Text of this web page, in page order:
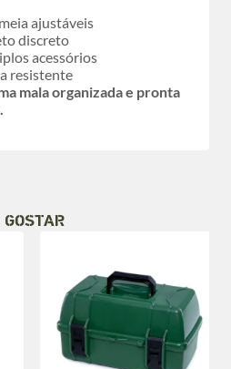
ajustáveis
discreto
acessórios
resistente
mala organizada e pronta